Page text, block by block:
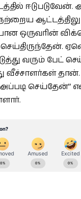
ஒருவரின்
வரும் பேட்
வீச்சாளர்கள்
செய்தேன்”